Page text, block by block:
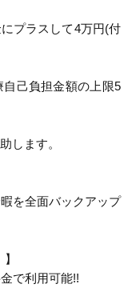
プラスして4万円(付
己負担金額の上限5
します。
を全面バックアップ
で利用可能!!